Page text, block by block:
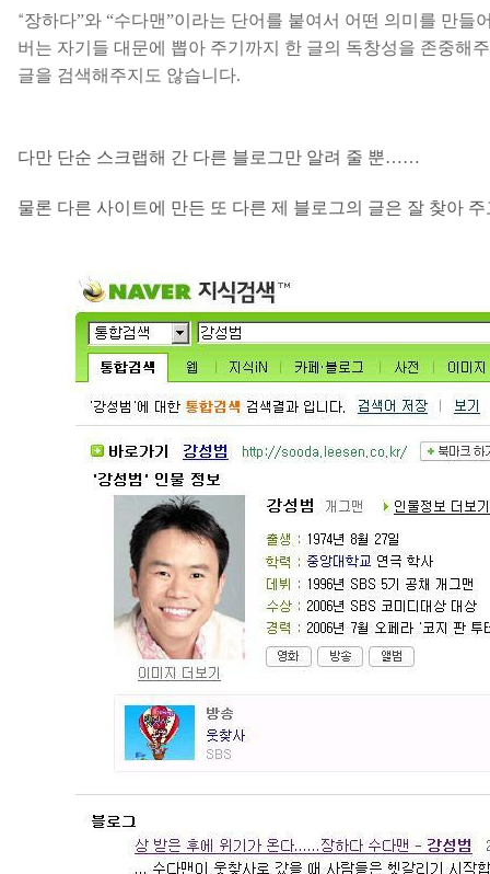
“장하다”와 “수다맨”이라는 단어를 붙여서 어떤 의미를 만들
버는 자기들 대문에 뽑아 주기까지 한 글의 독창성을 존중해
글을 검색해주지도 않습니다.
다만 단순 스크랩해 간 다른 블로그만 알려 줄 뿐……
물론 다른 사이트에 만든 또 다른 제 블로그의 글은 잘 찾아